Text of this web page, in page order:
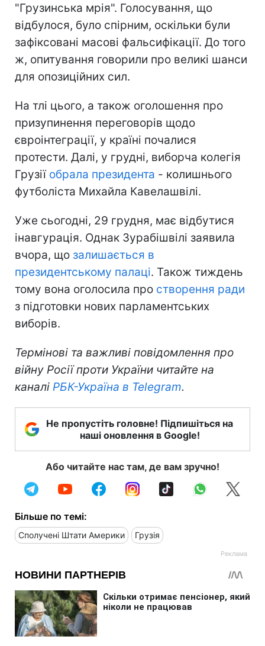
"Грузинська мрія". Голосування, що
відбулося, було спірним, оскільки були
зафіксовані масові фальсифікації. До того
ж, опитування говорили про великі шанси
для опозиційних сил.
На тлі цього, а також оголошення про
призупинення переговорів щодо
євроінтеграції, у країні почалися
протести. Далі, у грудні, виборча колегія
Грузії обрала президента - колишнього
футболіста Михайла Кавелашвілі.
Уже сьогодні, 29 грудня, має відбутися
інавгурація. Однак Зурабішвілі заявила
вчора, що залишається в
президентському палаці. Також тиждень
тому вона оголосила про створення ради
з підготовки нових парламентських
виборів.
Термінові та важливі повідомлення про
війну Росії проти України читайте на
каналі РБК-Україна в Telegram.
Не пропустіть головне! Підпишіться на
наші оновлення в Google!
Або читайте нас там, де вам зручно!
Більше по темі:
Сполучені Штати Америки Грузія